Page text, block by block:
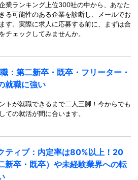
業ランキング上位300社の中から、あなた
る可能性のある企業を診断し、メールでお
す。実際に求人に応募する前に、まずは合
チェックしてみませんか。
：第二新卒・既卒・フリーター・
就職に強い
トが就職できるまで二人三脚！今からでも
ての就活が間に合います。
ティブ：内定率は80%以上！20
新卒・既卒）や未経験業界への転